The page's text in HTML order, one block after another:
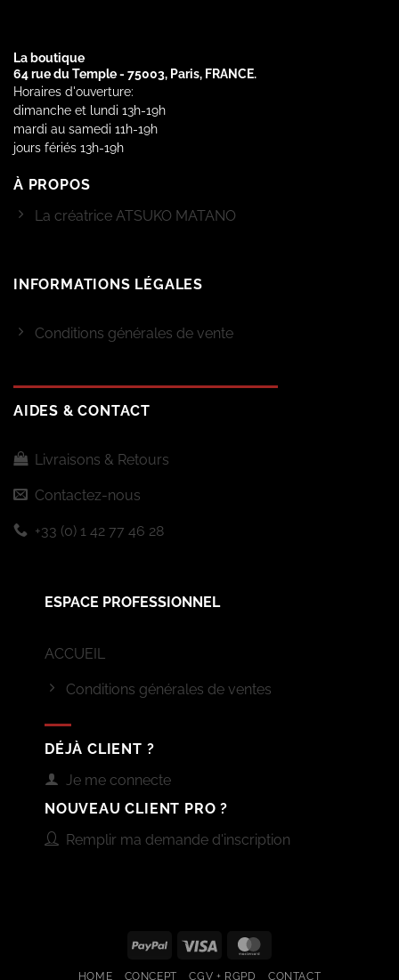
La boutique
64 rue du Temple - 75003, Paris, FRANCE.
Horaires d'ouverture:
dimanche et lundi 13h-19h
mardi au samedi 11h-19h
jours fériés 13h-19h
À PROPOS
La créatrice ATSUKO MATANO
INFORMATIONS LÉGALES
Conditions générales de vente
AIDES & CONTACT
Livraisons & Retours
Contactez-nous
+33 (0) 1 42 77 46 28
ESPACE PROFESSIONNEL
ACCUEIL
Conditions générales de ventes
DÉJÀ CLIENT ?
Je me connecte
NOUVEAU CLIENT PRO ?
Remplir ma demande d'inscription
PayPal Visa
HOME CONCEPT CGV + RGPD CONTACT